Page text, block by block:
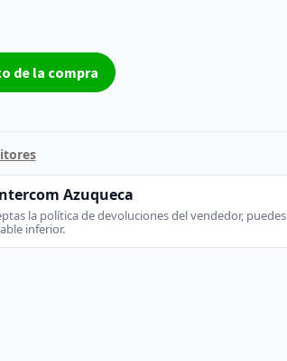
de la compra
Azuqueca
la política de devoluciones del vendedor, puedes
inferior.